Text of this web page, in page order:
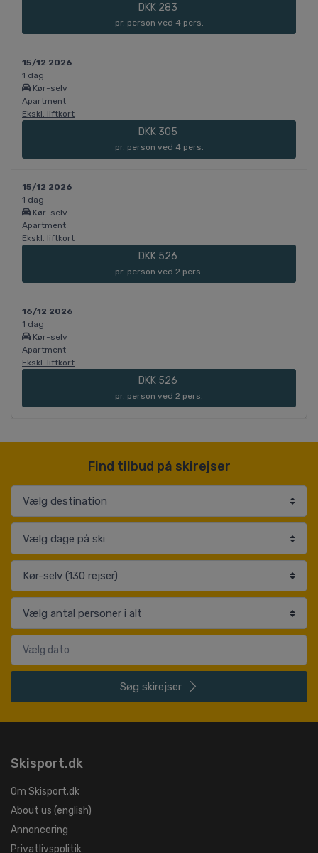
DKK 283
pr. person ved 4 pers.
15/12 2026
1 dag
Kør-selv
Apartment
Ekskl. liftkort
DKK 305
pr. person ved 4 pers.
15/12 2026
1 dag
Kør-selv
Apartment
Ekskl. liftkort
DKK 526
pr. person ved 2 pers.
16/12 2026
1 dag
Kør-selv
Apartment
Ekskl. liftkort
DKK 526
pr. person ved 2 pers.
Find tilbud på skirejser
Søg skirejser
Skisport.dk
Om Skisport.dk
About us (english)
Annoncering
Privatlivspolitik